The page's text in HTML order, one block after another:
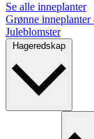
Se alle inneplanter
Grønne inneplanter
Juleblomster